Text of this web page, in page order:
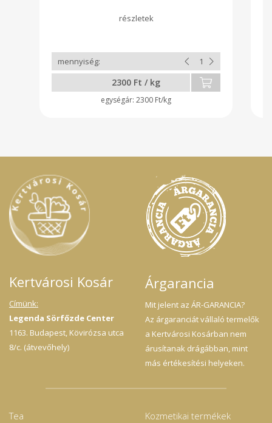
2300 Ft / kg
2300 Ft/kg
Kertvárosi Kosár
Címünk:
Legenda Sörfőzde Center
1163. Budapest, Kövirózsa utca
8/c. (átvevőhely)
Árgarancia
Mit jelent az ÁR-GARANCIA?
Az árgaranciát vállaló termelők
a Kertvárosi Kosárban nem
árusítanak drágábban, mint
más értékesítési helyeken.
Tea
Kozmetikai termékek